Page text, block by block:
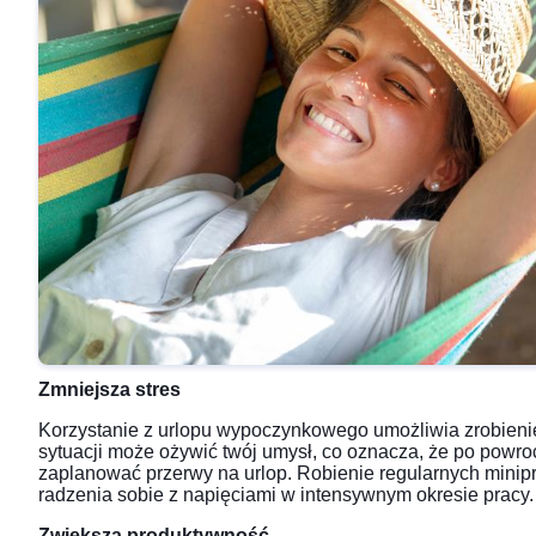
Zmniejsza stres
Korzystanie z urlopu wypoczynkowego umożliwia
sytuacji może ożywić twój umysł, co oznacza, że po
zaplanować przerwy na urlop. Robienie regularnych
radzenia sobie z napięciami w intensywnym okresie pracy.